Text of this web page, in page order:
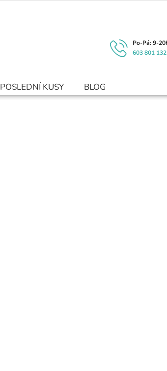
603 801 132
POSLEDNÍ KUSY BLOG